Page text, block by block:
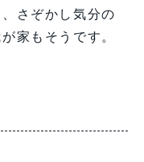
さぞかし気分の
家もそうです。